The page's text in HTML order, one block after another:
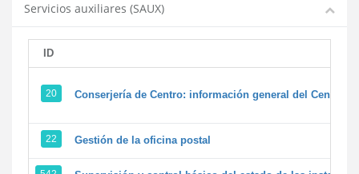
Servicios auxiliares (SAUX)
ID
20 Conserjería de Centro: información general del Centro y
22 Gestión de la oficina postal